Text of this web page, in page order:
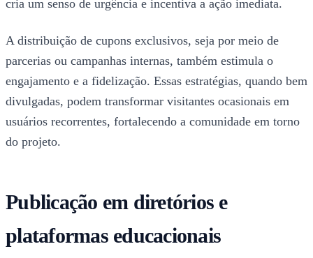
cria um senso de urgência e incentiva a ação imediata.
A distribuição de cupons exclusivos, seja por meio de
parcerias ou campanhas internas, também estimula o
engajamento e a fidelização. Essas estratégias, quando bem
divulgadas, podem transformar visitantes ocasionais em
usuários recorrentes, fortalecendo a comunidade em torno
do projeto.
Publicação em diretórios e
plataformas educacionais